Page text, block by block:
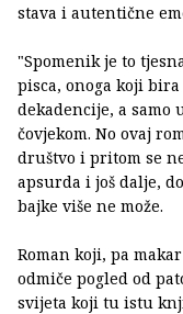
stava i autentične
"Spomenik je to
pisca, onoga koji
dekadencije, a
čovjekom. No ovaj
društvo i pritom se
apsurda i još dalje,
bajke više ne može.
Roman koji, pa
odmiče pogled od
svijeta koji tu istu